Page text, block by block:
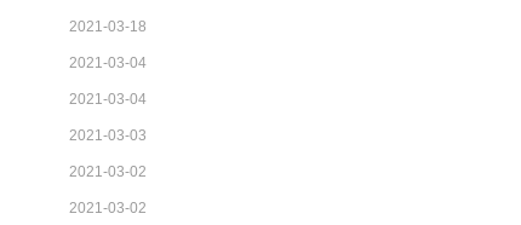
2021-03-18
2021-03-04
2021-03-04
2021-03-03
2021-03-02
2021-03-02